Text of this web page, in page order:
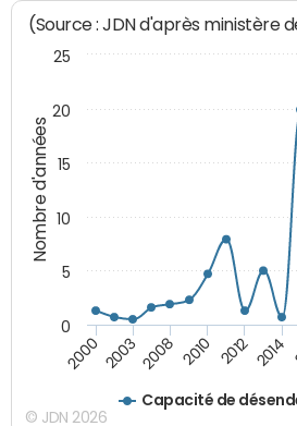
Nombre d'années
(Source : JDN d'après ministère
Capacité de
2000 2003 2008 2010 2012 2014
0
5
10
15
20
25
© JDN 2026